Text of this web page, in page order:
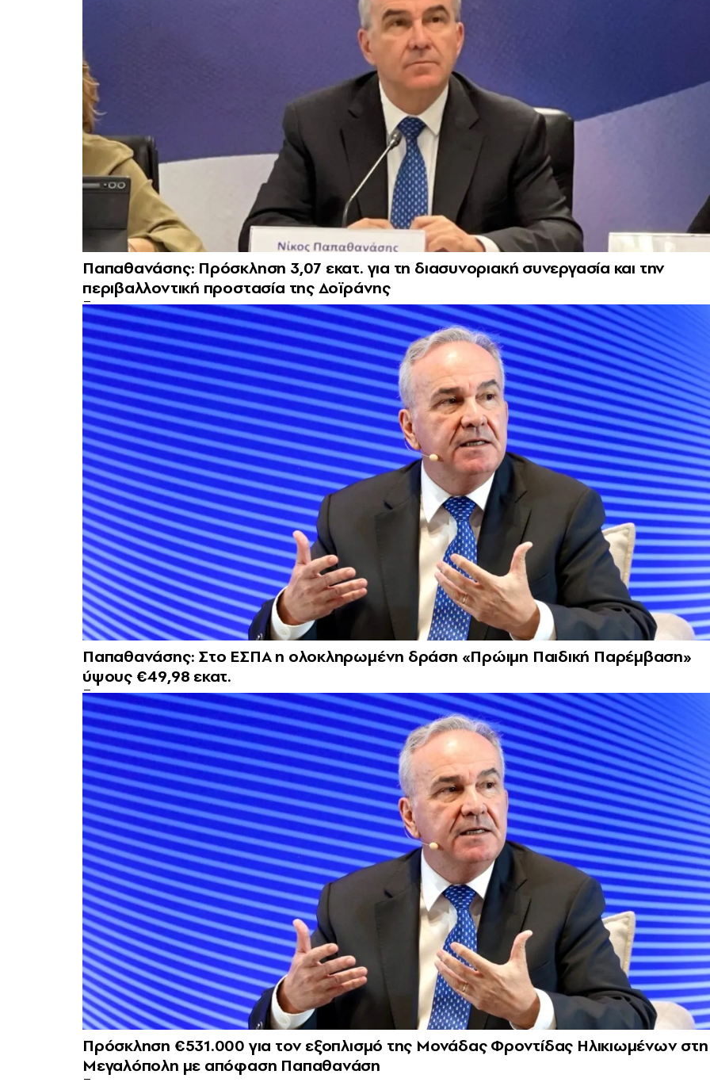
Παπαθανάσης: Πρόσκληση 3,07 εκατ. για τη διασυνοριακή συνεργασία και την
περιβαλλοντική προστασία της Δοϊράνης
Παπαθανάσης: Στο ΕΣΠΑ η ολοκληρωμένη δράση «Πρώιμη Παιδική Παρέμβαση»
ύψους €49,98 εκατ.
Πρόσκληση €531.000 για τον εξοπλισμό της Μονάδας Φροντίδας Ηλικιωμένων στη
Μεγαλόπολη με απόφαση Παπαθανάση